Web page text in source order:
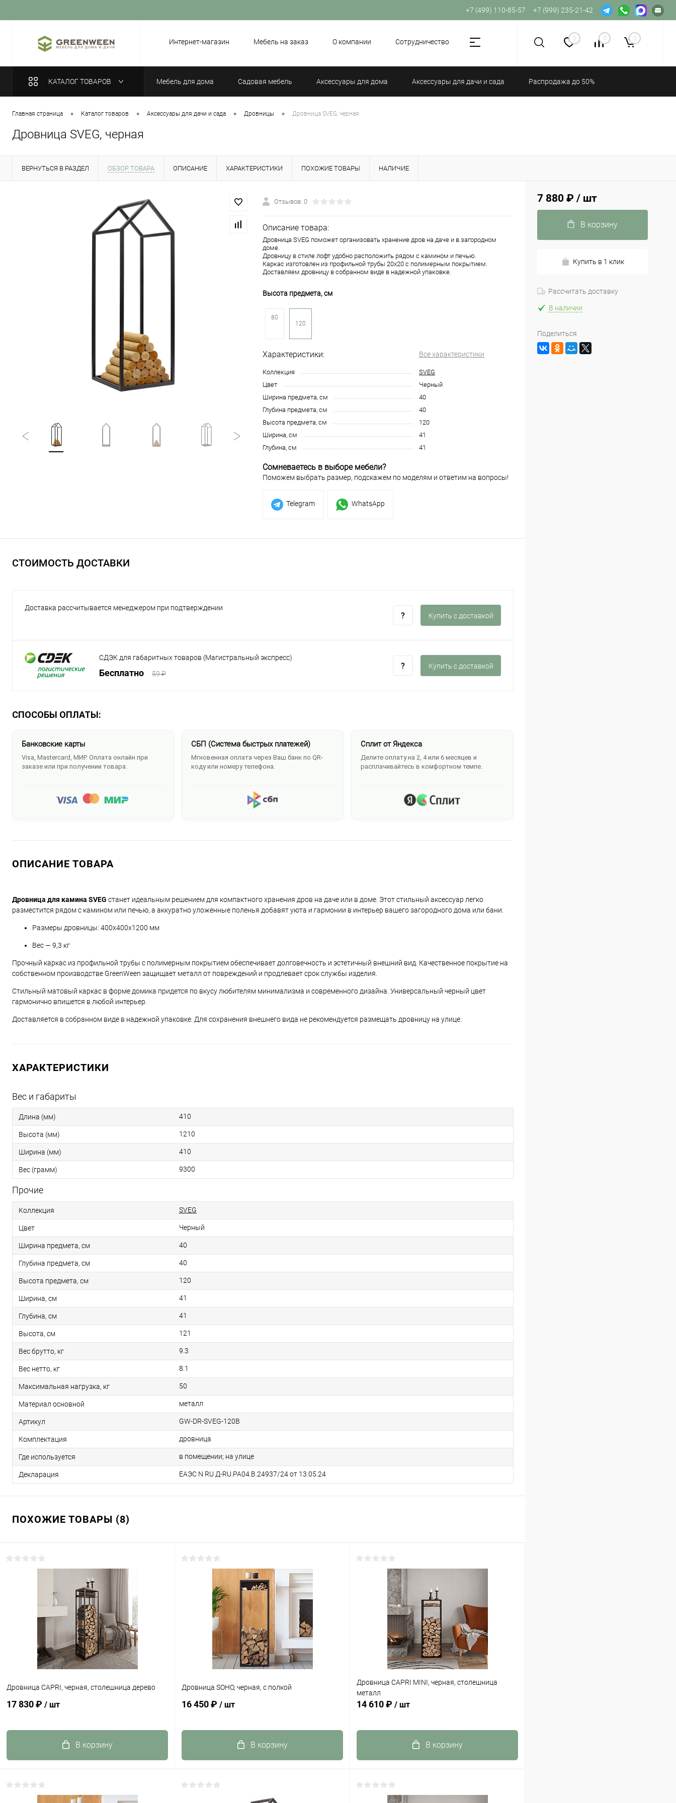
+7 (499) 110-85-57 +7 (999) 235-21-42
Интернет-магазин
Мебель на заказ О компании Сотрудничество 0 0 0
КАТАЛОГ ТОВАРОВ Мебель для дома Садовая мебель Аксессуары для дома Аксессуары для дачи и сада Распродажа до 50%
Главная страница • Каталог товаров • Аксессуары для дачи и сада • Дровницы • Дровница SVEG, черная
Дровница SVEG, черная
ВЕРНУТЬСЯ В РАЗДЕЛ ОБЗОР ТОВАРА ОПИСАНИЕ ХАРАКТЕРИСТИКИ ПОХОЖИЕ ТОВАРЫ НАЛИЧИЕ
Отзывов: 0
Описание товара:
Дровница SVEG поможет организовать хранение дров на даче и в загородном
доме.
Дровницу в стиле лофт удобно расположить рядом с камином и печью.
Каркас изготовлен из профильной трубы 20х20 с полимерным покрытием.
Доставляем дровницу в собранном виде в надежной упаковке.
Высота предмета, см
80
120
Характеристики: Все характеристики
Коллекция
SVEG
Цвет
Черный
Ширина предмета, см
40
Глубина предмета, см
40
Высота предмета, см
120
Ширина, см
41
Глубина, см
41
Сомневаетесь в выборе мебели?
Поможем выбрать размер, подскажем по моделям и ответим на вопросы!
Telegram WhatsApp
СТОИМОСТЬ ДОСТАВКИ
Доставка рассчитывается менеджером при подтверждении
Купить c доставкой
СДЭК для габаритных товаров (Магистральный экспресс)
Бесплатно 59 ₽
Купить c доставкой
СПОСОБЫ ОПЛАТЫ:
Банковские карты
Visa, Mastercard, МИР. Оплата онлайн при
заказе или при получении товара.
СБП (Система быстрых платежей)
Мгновенная оплата через Ваш банк по QR-
коду или номеру телефона.
Сплит от Яндекса
Делите оплату на 2, 4 или 6 месяцев и
расплачивайтесь в комфортном темпе.
ОПИСАНИЕ ТОВАРА
Дровница для камина SVEG станет идеальным решением для компактного хранения дров на даче или в доме. Этот стильный аксессуар легко
разместится рядом с камином или печью, а аккуратно уложенные поленья добавят уюта и гармонии в интерьер вашего загородного дома или бани.
Размеры дровницы: 400x400x1200 мм
Вес — 9,3 кг
Прочный каркас из профильной трубы с полимерным покрытием обеспечивает долговечность и эстетичный внешний вид. Качественное покрытие на
собственном производстве GreenWeen защищает металл от повреждений и продлевает срок службы изделия.
Стильный матовый каркас в форме домика придется по вкусу любителям минимализма и современного дизайна. Универсальный черный цвет
гармонично впишется в любой интерьер.
Доставляется в собранном виде в надежной упаковке. Для сохранения внешнего вида не рекомендуется размещать дровницу на улице.
ХАРАКТЕРИСТИКИ
Вес и габариты
Длина (мм) 410
Высота (мм) 1210
Ширина (мм) 410
Вес (грамм) 9300
Прочие
Коллекция SVEG
Цвет Черный
Ширина предмета, см 40
Глубина предмета, см 40
Высота предмета, см 120
Ширина, см 41
Глубина, см 41
Высота, см 121
Вес брутто, кг 9.3
Вес нетто, кг 8.1
Максимальная нагрузка, кг 50
Материал основной металл
Артикул GW-DR-SVEG-120B
Комплектация дровница
Где используется в помещении; на улице
Декларация ЕАЭС N RU Д-RU.РА04.В.24937/24 от 13.05.24
ПОХОЖИЕ ТОВАРЫ (8)
Дровница CAPRI, черная, столешница дерево
17 830 ₽ / шт
В корзину
Купить в 1 клик К сравнению
В избранное
Дровница SOHO, черная, с полкой
16 450 ₽ / шт
В корзину
Купить в 1 клик К сравнению
В избранное
Дровница CAPRI MINI, черная, столешница
металл
14 610 ₽ / шт
В корзину
Купить в 1 клик К сравнению
В избранное
7 880 ₽ / шт
В корзину
Купить в 1 клик
Рассчитать доставку
В наличии
Поделиться